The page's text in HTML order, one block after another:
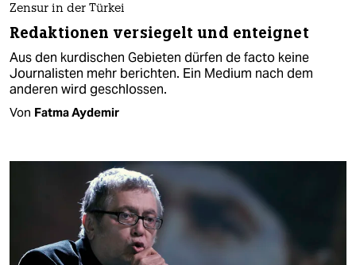
Zensur in der Türkei
Redaktionen versiegelt und enteignet
Aus den kurdischen Gebieten dürfen de facto keine
Journalisten mehr berichten. Ein Medium nach dem
anderen wird geschlossen.
Von Fatma Aydemir